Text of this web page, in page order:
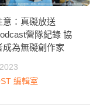
意：真礙放送
營隊紀錄 協
成為無礙創作家
編輯室